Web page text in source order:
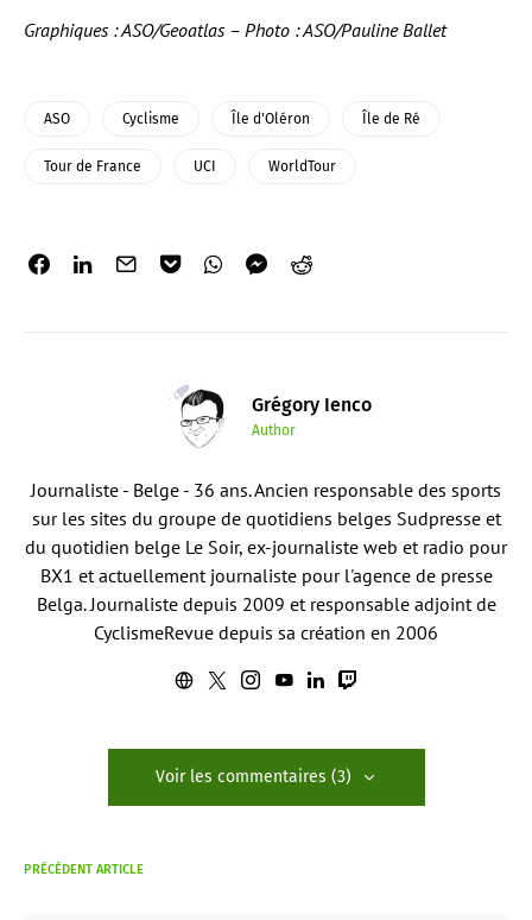
Graphiques : ASO/Geoatlas – Photo : ASO/Pauline Ballet
ASO Cyclisme Île d'Oléron Île de Ré
Tour de France UCI WorldTour
Grégory Ienco
Author
Journaliste - Belge - 36 ans. Ancien responsable des sports
sur les sites du groupe de quotidiens belges Sudpresse et
du quotidien belge Le Soir, ex-journaliste web et radio pour
BX1 et actuellement journaliste pour l'agence de presse
Belga. Journaliste depuis 2009 et responsable adjoint de
CyclismeRevue depuis sa création en 2006
Voir les commentaires (3)
PRÉCÉDENT ARTICLE